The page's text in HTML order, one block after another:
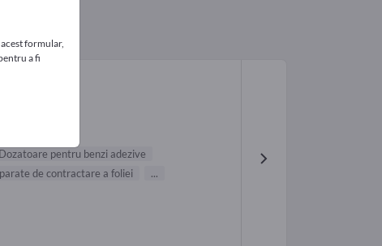
Dozatoare pentru benzi adezive
de contractare a foliei ...
formular,
a fi